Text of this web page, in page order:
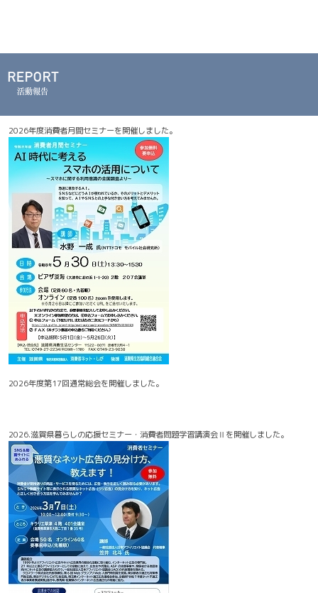
2026年度消費者月間セミナーを開催しました。
2026年度第17回通常総会を開催しました。
2026.滋賀県暮らしの応援セミナー・消費者問題学習講演会Ⅱを開催しました。